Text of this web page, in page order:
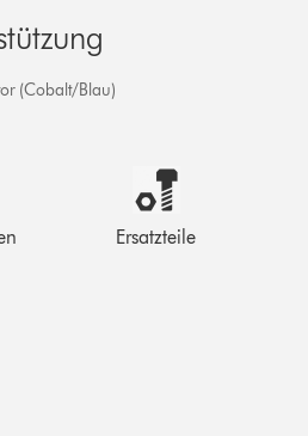
(Cobalt/Blau)
Ersatzteile